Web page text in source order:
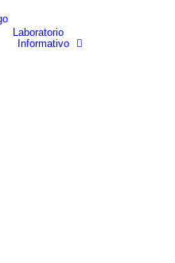
Laboratorio
Informativo